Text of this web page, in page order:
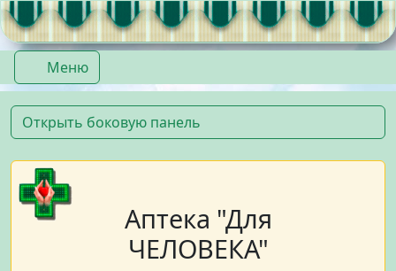
Перейти к содержимому
Перейти к футеру
Меню
Аптека "Для
ЧЕЛОВЕКА"
Открыть боковую панель